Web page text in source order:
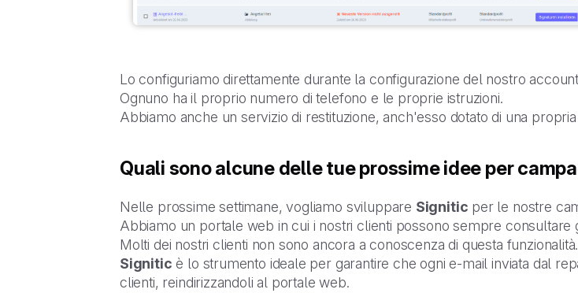
Lo configuriamo direttamente durante la configurazione del nostro account
Ognuno ha il proprio numero di telefono e le proprie istruzioni.
Abbiamo anche un servizio di restituzione, anch'esso dotato di una
Quali sono alcune delle tue prossime idee per
Nelle prossime settimane, vogliamo sviluppare Signitic per le nostre
Abbiamo un portale web in cui i nostri clienti possono sempre consultare
Molti dei nostri clienti non sono ancora a conoscenza di questa funzionalità.
Signitic è lo strumento ideale per garantire che ogni e-mail inviata dal
clienti, reindirizzandoli al portale web.